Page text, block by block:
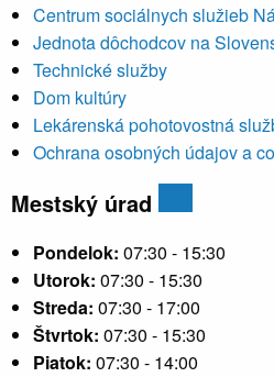
Centrum sociálnych služieb
Jednota dôchodcov na
Technické služby
Dom kultúry
Lekárenská pohotovostná
Ochrana osobných údajov a
Mestský úrad
Pondelok: 07:30 - 15:30
Utorok: 07:30 - 15:30
Streda: 07:30 - 17:00
Štvrtok: 07:30 - 15:30
Piatok: 07:30 - 14:00